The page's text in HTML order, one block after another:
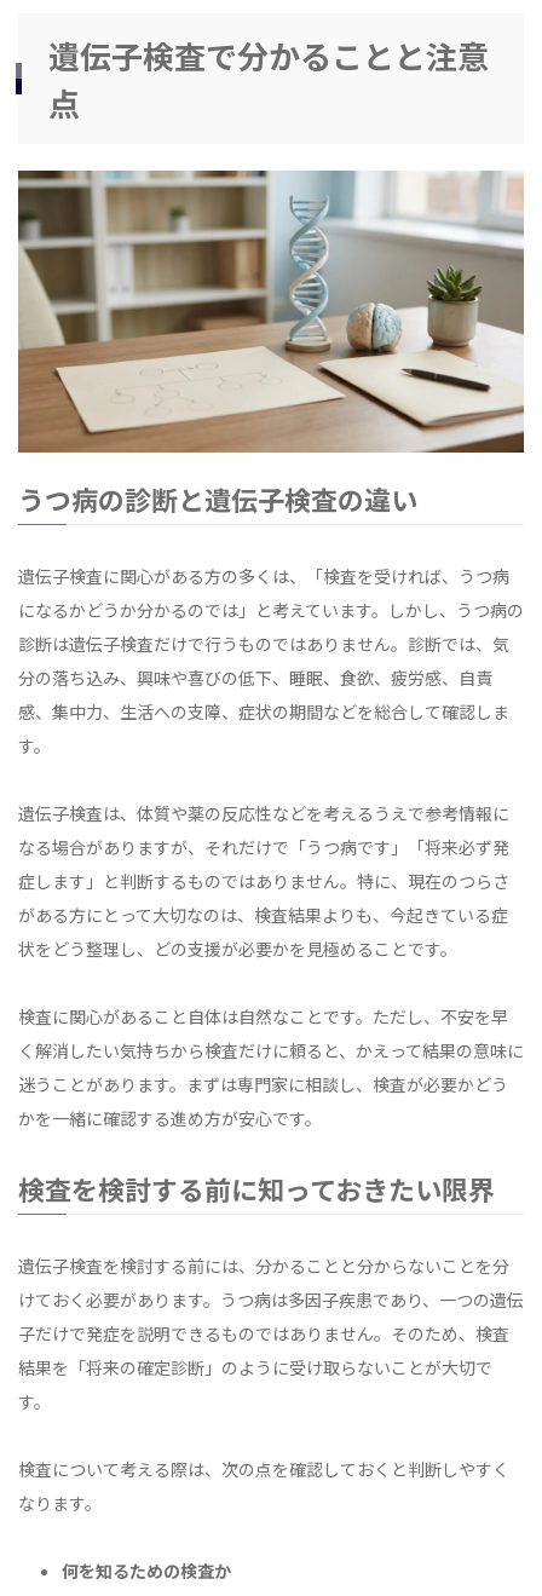
遺伝子検査で分かることと注意
点
うつ病の診断と遺伝子検査の違い
遺伝子検査に関心がある方の多くは、「検査を受ければ、うつ病
になるかどうか分かるのでは」と考えています。しかし、うつ病の
診断は遺伝子検査だけで行うものではありません。診断では、気
分の落ち込み、興味や喜びの低下、睡眠、食欲、疲労感、自責
感、集中力、生活への支障、症状の期間などを総合して確認しま
す。
遺伝子検査は、体質や薬の反応性などを考えるうえで参考情報に
なる場合がありますが、それだけで「うつ病です」「将来必ず発
症します」と判断するものではありません。特に、現在のつらさ
がある方にとって大切なのは、検査結果よりも、今起きている症
状をどう整理し、どの支援が必要かを見極めることです。
検査に関心があること自体は自然なことです。ただし、不安を早
く解消したい気持ちから検査だけに頼ると、かえって結果の意味に
迷うことがあります。まずは専門家に相談し、検査が必要かどう
かを一緒に確認する進め方が安心です。
検査を検討する前に知っておきたい限界
遺伝子検査を検討する前には、分かることと分からないことを分
けておく必要があります。うつ病は多因子疾患であり、一つの遺伝
子だけで発症を説明できるものではありません。そのため、検査
結果を「将来の確定診断」のように受け取らないことが大切で
す。
検査について考える際は、次の点を確認しておくと判断しやすく
なります。
何を知るための検査か